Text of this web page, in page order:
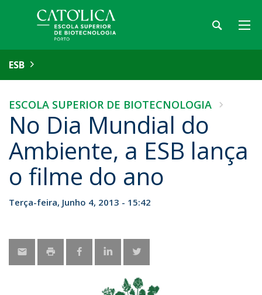
ESB
ESCOLA SUPERIOR DE BIOTECNOLOGIA
No Dia Mundial do
Ambiente, a ESB lança
o filme do ano
Terça-feira, Junho 4, 2013 - 15:42